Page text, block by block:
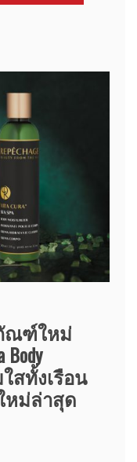
ณฑ์ใหม่
ใสทั้งเรือน
ม่ล่าสุด